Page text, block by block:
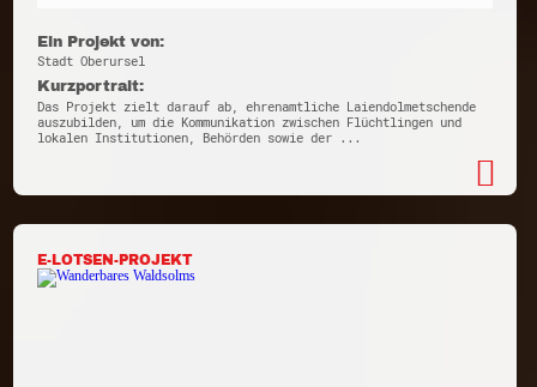
Ein Projekt von:
Stadt Oberursel
Kurzportrait:
Das Projekt zielt darauf ab, ehrenamtliche Laiendolmetschende
auszubilden, um die Kommunikation zwischen Flüchtlingen und
lokalen Institutionen, Behörden sowie der ...
E-LOTSEN-PROJEKT